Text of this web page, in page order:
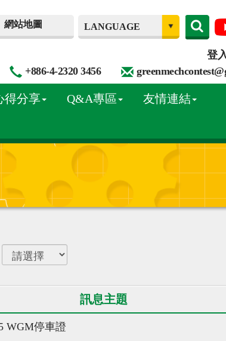
網站地圖
登
+886-4-2320 3456
得分享 Q&A專區 友情連結
訊息主題
WGM停車證